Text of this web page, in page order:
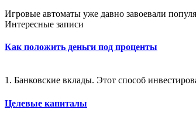
Игровые автоматы уже давно завоевали
Интересные записи
Как положить деньги под проценты
1. Банковские вклады. Этот способ
Целевые капиталы